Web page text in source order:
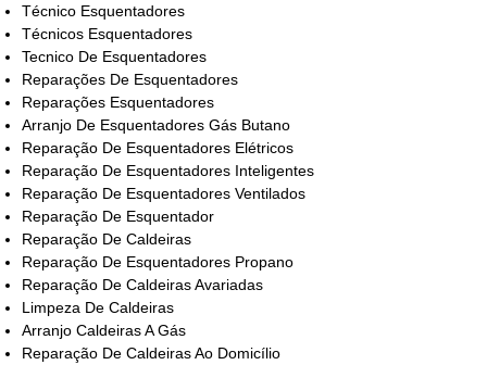
Técnico Esquentadores
Técnicos Esquentadores
Tecnico De Esquentadores
Reparações De Esquentadores
Reparações Esquentadores
Arranjo De Esquentadores Gás Butano
Reparação De Esquentadores Elétricos
Reparação De Esquentadores Inteligentes
Reparação De Esquentadores Ventilados
Reparação De Esquentador
Reparação De Caldeiras
Reparação De Esquentadores Propano
Reparação De Caldeiras Avariadas
Limpeza De Caldeiras
Arranjo Caldeiras A Gás
Reparação De Caldeiras Ao Domicílio